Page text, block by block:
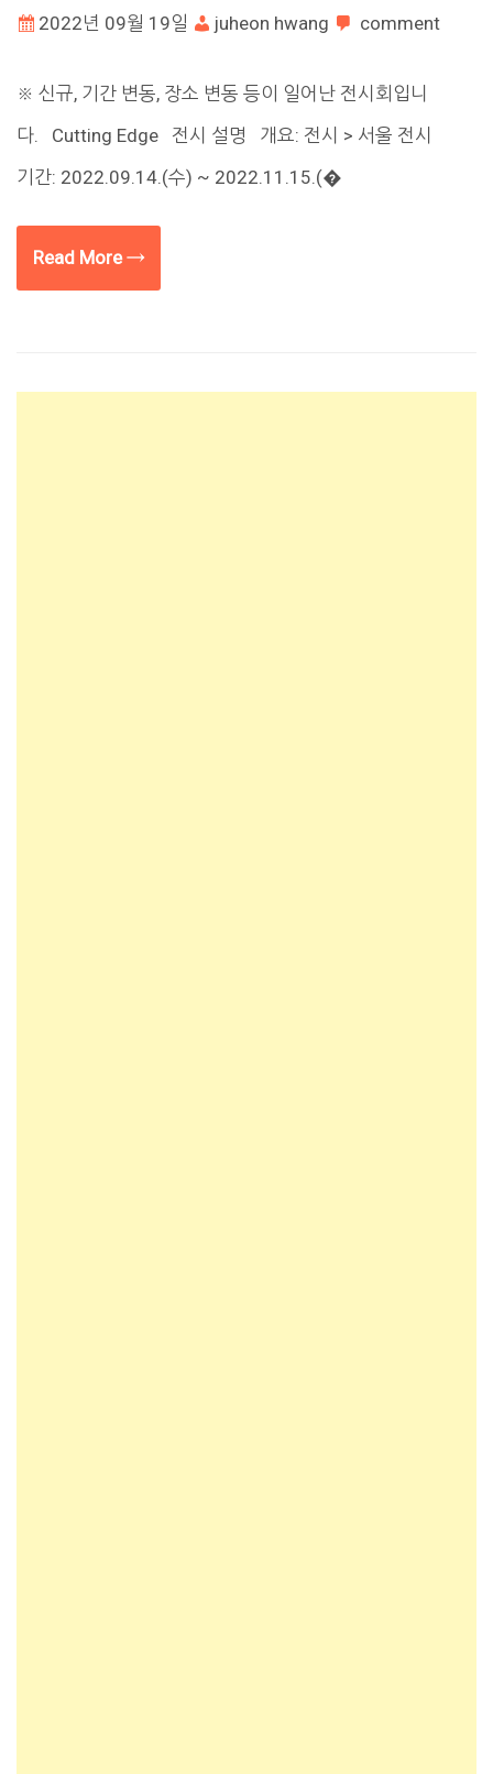
2022년 09월 19일 juheon hwang comment
※ 신규, 기간 변동, 장소 변동 등이 일어난 전시회입니
다. Cutting Edge 전시 설명 개요: 전시 > 서울 전시
기간: 2022.09.14.(수) ~ 2022.11.15.(�
Read More →